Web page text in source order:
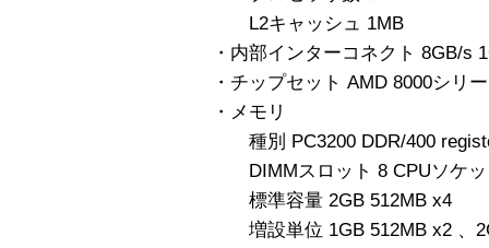
L2キャッシュ 1MB
・内部インターコネクト 8GB/s
・チップセット AMD 8000シリ
・メモリ
種別 PC3200 DDR/400
DIMMスロット 8 CPUソケッ
標準容量 2GB 512MB x4
増設単位 1GB 512MB x2 、